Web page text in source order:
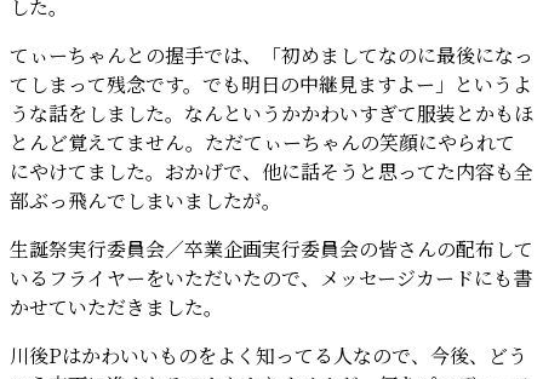
した。
てぃーちゃんとの握手では、「初めましてなのに最後になっ
てしまって残念です。でも明日の中継見ますよー」というよ
うな話をしました。なんというかかわいすぎて服装とかもほ
とんど覚えてません。ただてぃーちゃんの笑顔にやられて
にやけてました。おかげで、他に話そうと思ってた内容も全
部ぶっ飛んでしまいましたが。
生誕祭実行委員会／卒業企画実行委員会の皆さんの配布して
いるフライヤーをいただいたので、メッセージカードにも書
かせていただきました。
川後Pはかわいいものをよく知ってる人なので、今後、どう